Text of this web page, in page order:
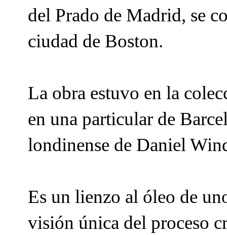
del Prado de Madrid, se
ciudad de Boston.
La obra estuvo en la
en una particular de
londinense de Daniel
Es un lienzo al óleo de
visión única del proceso